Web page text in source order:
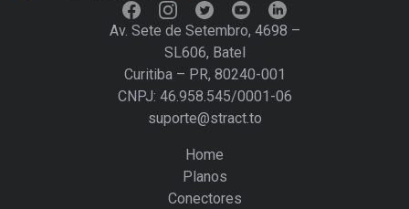
Av. Sete de Setembro, 4698 –
SL606, Batel
Curitiba – PR, 80240-001
CNPJ: 46.958.545/0001-06
suporte@stract.to
Home
Planos
Conectores